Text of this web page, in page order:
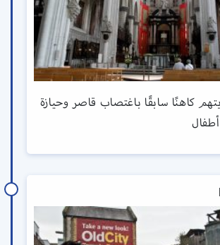
كاهنًا سابقًا باغتصاب قاصر وحيازة